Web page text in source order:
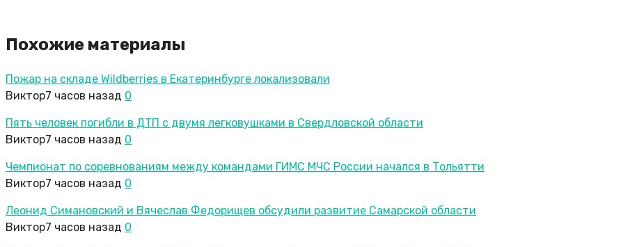
Похожие материалы
Пожар на складе Wildberries в Екатеринбурге локализовали
Виктор7 часов назад 0
Пять человек погибли в ДТП с двумя легковушками в Свердловской области
Виктор7 часов назад 0
Чемпионат по соревнованиям между командами ГИМС МЧС России начался в Тольятти
Виктор7 часов назад 0
Леонид Симановский и Вячеслав Федорищев обсудили развитие Самарской области
Виктор7 часов назад 0